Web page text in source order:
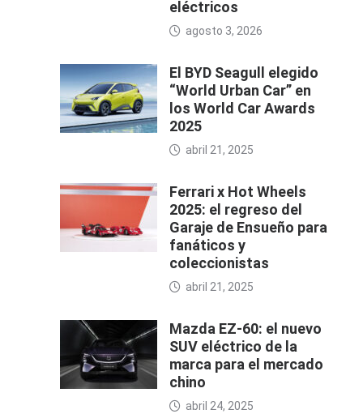
eléctricos
agosto 3, 2026
El BYD Seagull elegido
“World Urban Car” en
los World Car Awards
2025
abril 21, 2025
Ferrari x Hot Wheels
2025: el regreso del
Garaje de Ensueño para
fanáticos y
coleccionistas
abril 21, 2025
Mazda EZ-60: el nuevo
SUV eléctrico de la
marca para el mercado
chino
abril 24, 2025